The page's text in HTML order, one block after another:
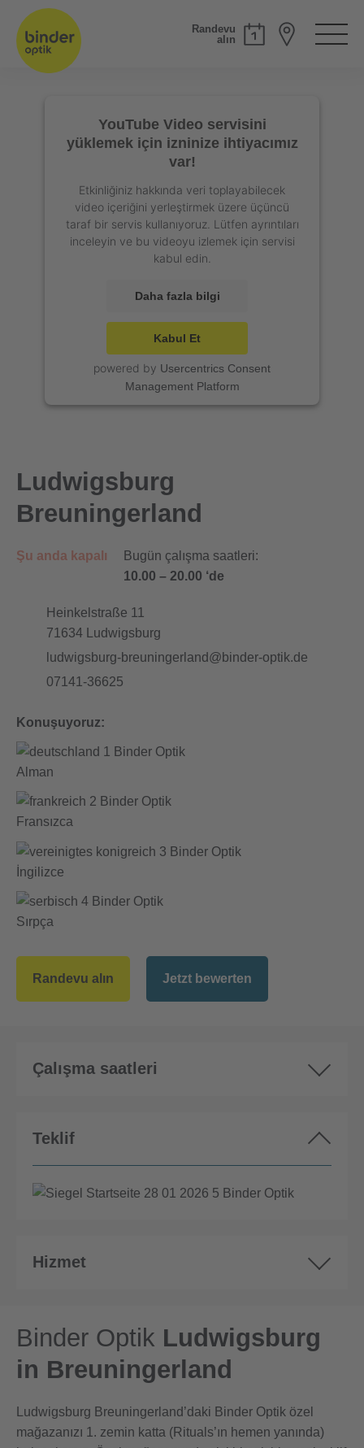
Randevu
alın
YouTube Video servisini
yüklemek için izninize ihtiyacımız
var!
Etkinliğiniz hakkında veri toplayabilecek
video içeriğini yerleştirmek üzere üçüncü
taraf bir servis kullanıyoruz. Lütfen ayrıntıları
inceleyin ve bu videoyu izlemek için servisi
kabul edin.
Daha fazla bilgi
Kabul Et
powered by Usercentrics Consent
Management Platform
Ludwigsburg
Breuningerland
Şu anda kapalı
Bugün çalışma saatleri:
10.00 – 20.00 ‘de
Heinkelstraße 11
71634
Ludwigsburg
ludwigsburg-breuningerland@binder-optik.de
07141-36625
Konuşuyoruz:
Alman
Fransızca
İngilizce
Sırpça
Randevu alın Jetzt bewerten
Çalışma saatleri
Teklif
Hizmet
Binder Optik Ludwigsburg
in Breuningerland
Ludwigsburg Breuningerland’daki Binder Optik özel
mağazanızı 1. zemin katta (Rituals’ın hemen yanında)